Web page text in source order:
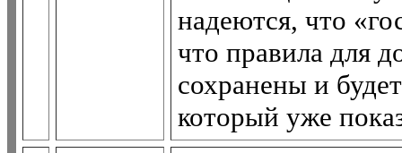
надеются, что
что правила для
сохранены и
который уже